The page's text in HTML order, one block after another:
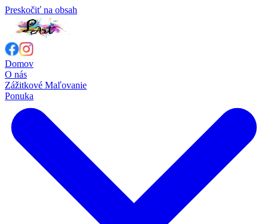
Preskočiť na obsah
Domov
O nás
Zážitkové Maľovanie
Ponuka